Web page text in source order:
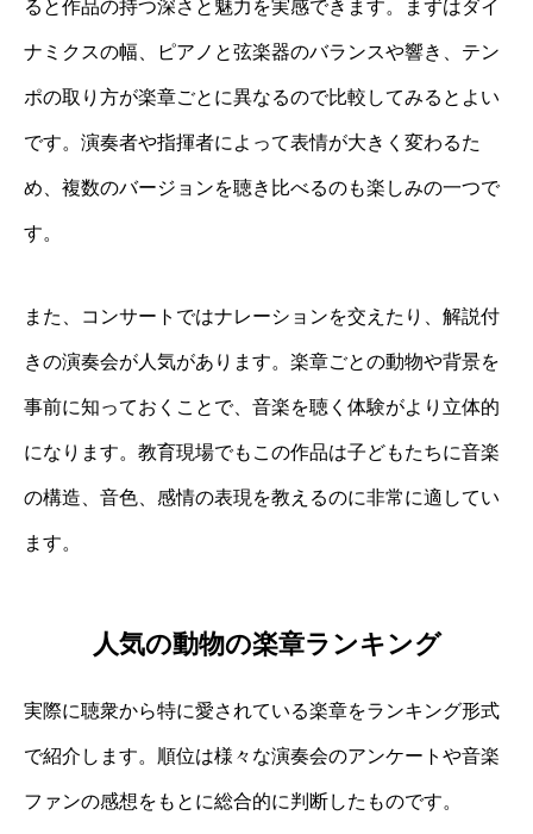
ると作品の持つ深さと魅力を実感できます。まずはダイ
ナミクスの幅、ピアノと弦楽器のバランスや響き、テン
ポの取り方が楽章ごとに異なるので比較してみるとよい
です。演奏者や指揮者によって表情が大きく変わるた
め、複数のバージョンを聴き比べるのも楽しみの一つで
す。
また、コンサートではナレーションを交えたり、解説付
きの演奏会が人気があります。楽章ごとの動物や背景を
事前に知っておくことで、音楽を聴く体験がより立体的
になります。教育現場でもこの作品は子どもたちに音楽
の構造、音色、感情の表現を教えるのに非常に適してい
ます。
人気の動物の楽章ランキング
実際に聴衆から特に愛されている楽章をランキング形式
で紹介します。順位は様々な演奏会のアンケートや音楽
ファンの感想をもとに総合的に判断したものです。